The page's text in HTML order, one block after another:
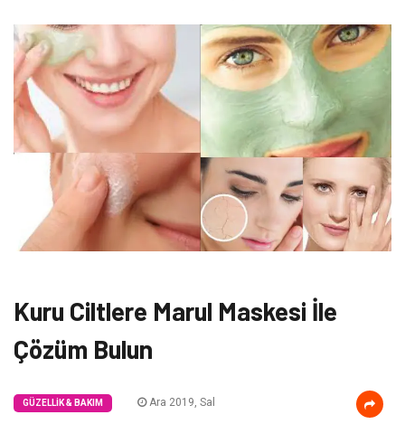
Kuru Ciltlere Marul Maskesi İle
Çözüm Bulun
GÜZELLIK & BAKIM Ara 2019, Sal